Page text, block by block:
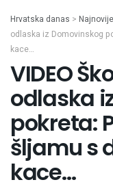
Hrvatska danas > Najnovije
odlaska iz Domovinskog
kace…
VIDEO
odlaska
pokreta:
šljamu s
kace…